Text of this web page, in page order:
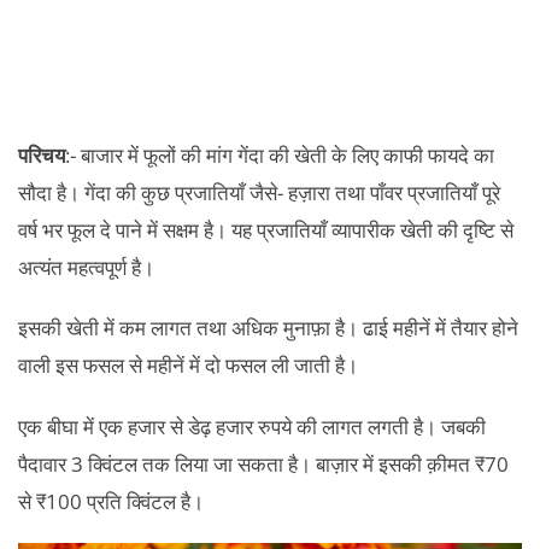
परिचय:- बाजार में फूलों की मांग गेंदा की खेती के लिए काफी फायदे का
सौदा है। गेंदा की कुछ प्रजातियाँ जैसे- हज़ारा तथा पाँवर प्रजातियाँ पूरे
वर्ष भर फूल दे पाने में सक्षम है। यह प्रजातियाँ व्यापारीक खेती की दृष्टि से
अत्यंत महत्वपूर्ण है।
इसकी खेती में कम लागत तथा अधिक मुनाफ़ा है। ढाई महीनें में तैयार होने
वाली इस फसल से महीनें में दो फसल ली जाती है।
एक बीघा में एक हजार से डेढ़ हजार रुपये की लागत लगती है। जबकी
पैदावार 3 क्विंटल तक लिया जा सकता है। बाज़ार में इसकी क़ीमत ₹70
से ₹100 प्रति क्विंटल है।